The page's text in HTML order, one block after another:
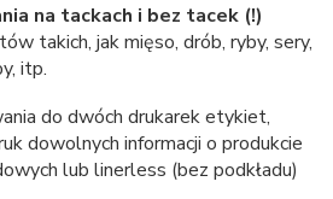
na tackach i bez tacek (!)
takich, jak mięso, drób, ryby, sery,
itp.
do dwóch drukarek etykiet,
dowolnych informacji o produkcie
lub linerless (bez podkładu)